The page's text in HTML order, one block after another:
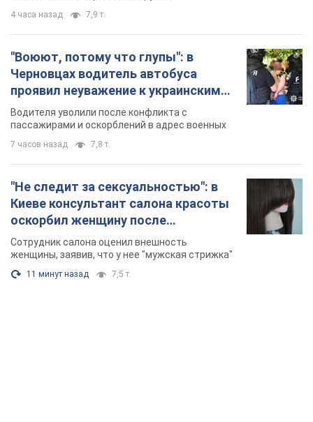
Киеве консультант салона красоты
Фото
женщины, заявив, что у нее "мужская стрижка"
11 минут назад 7,5 т.